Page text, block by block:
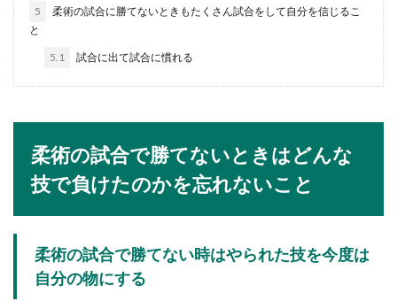
の注意点
ハローワークから紹介状をもらい面接日が決定し
5
柔術の試合に勝てないときもたくさん試合をして自分を信じるこ
と
5.1 試合に出て試合に慣れる
柔術の試合で勝てないときはどんな
技で負けたのかを忘れないこと
柔術の試合で勝てない時はやられた技を今度は
自分の物にする